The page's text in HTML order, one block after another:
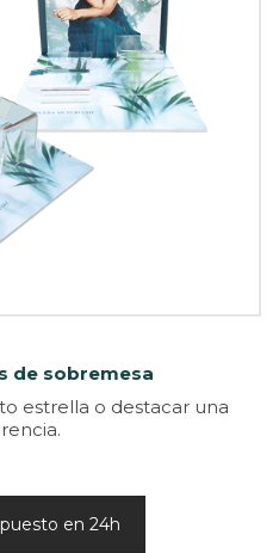
de sobremesa
estrella o destacar una
en 24h